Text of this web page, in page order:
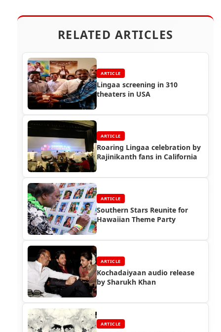
RELATED ARTICLES
ARTICLE
Lingaa screening in 310
theaters in USA
ARTICLE
Roaring Lingaa celebration by
Rajinikanth fans in California
ARTICLE
Southern Stars Reunite for
Hawaiian Theme Party
ARTICLE
Kochadaiyaan audio release
by Sharukh Khan
ARTICLE